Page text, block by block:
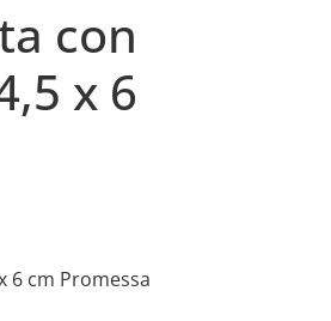
con
x 6
6 cm Promessa